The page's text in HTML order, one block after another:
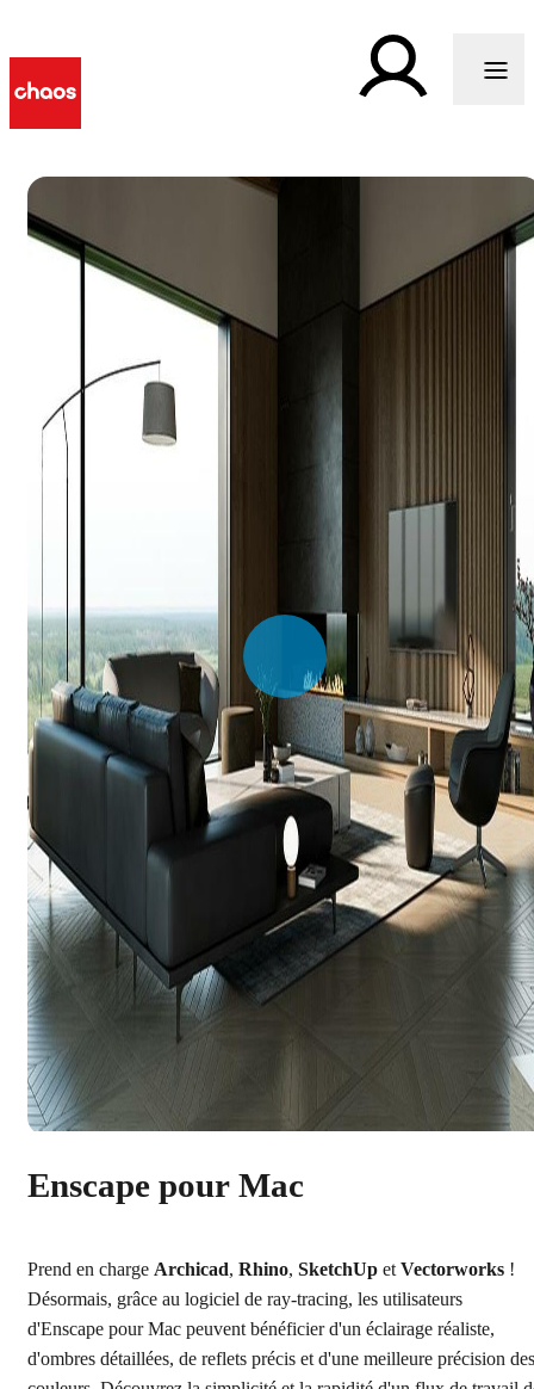
Enscape pour Mac
Prend en charge Archicad, Rhino, SketchUp etVectorworks !
Désormais, grâce au logiciel de ray-tracing, les utilisateurs
d'Enscape pour Mac peuvent bénéficier d'un éclairage réaliste,
d'ombres détaillées, de reflets précis et d'une meilleure précision des